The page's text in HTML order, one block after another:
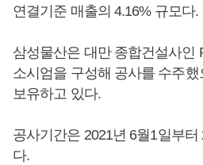
연결기준 매출의 4.16% 규모다.
삼성물산은 대만 종합건설사인
소시엄을 구성해 공사를 수주
보유하고 있다.
공사기간은 2021년 6월1일부터
다.